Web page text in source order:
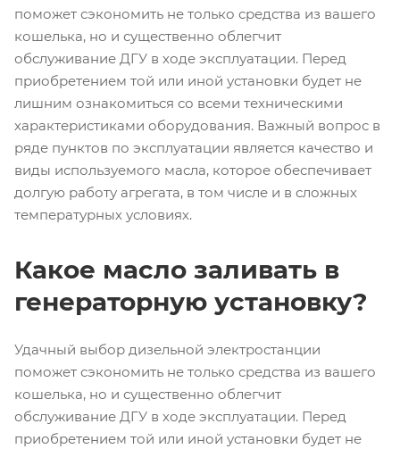
поможет сэкономить не только средства из вашего
кошелька, но и существенно облегчит
обслуживание ДГУ в ходе эксплуатации. Перед
приобретением той или иной установки будет не
лишним ознакомиться со всеми техническими
характеристиками оборудования. Важный вопрос в
ряде пунктов по эксплуатации является качество и
виды используемого масла, которое обеспечивает
долгую работу агрегата, в том числе и в сложных
температурных условиях.
Какое масло заливать в
генераторную установку?
Удачный выбор дизельной электростанции
поможет сэкономить не только средства из вашего
кошелька, но и существенно облегчит
обслуживание ДГУ в ходе эксплуатации. Перед
приобретением той или иной установки будет не